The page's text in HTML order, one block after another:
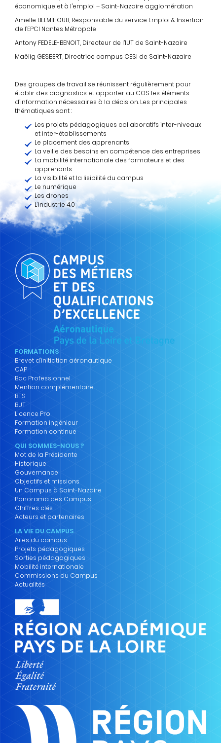
économique et à l’emploi – Saint-Nazaire agglomération
Amelle BELMIHOUB, Responsable du service Emploi & Insertion
de l’EPCI Nantes Métropole
Antony FEDELE-BENOIT, Directeur de l’IUT de Saint-Nazaire
Maëlig GESBERT, Directrice campus CESI de Saint-Nazaire
Des groupes de travail se réunissent régulièrement pour
établir des diagnostics et apporter au COS les éléments
d’information nécessaires à la décision. Les principales
thématiques sont :
Les projets pédagogiques collaboratifs inter-niveaux
et inter-établissements
Le placement des apprenants
La veille des besoins en compétence des entreprises
La mobilité internationale des formateurs et des
apprenants
La visibilité et la lisibilité du campus
Le numérique
Les drones
L’industrie 4.0
FORMATIONS
Brevet d’initiation aéronautique
CAP
Bac Professionnel
Mention complémentaire
BTS
BUT
Licence Pro
Formation ingénieur
Formation continue
QUI SOMMES-NOUS ?
Mot de la Présidente
Historique
Gouvernance
Objectifs et missions
Un Campus à Saint-Nazaire
Panorama des Campus
Chiffres clés
Acteurs et partenaires
LA VIE DU CAMPUS
Ailes du campus
Projets pédagogiques
Sorties pédagogiques
Mobilité internationale
Commissions du Campus
Actualités